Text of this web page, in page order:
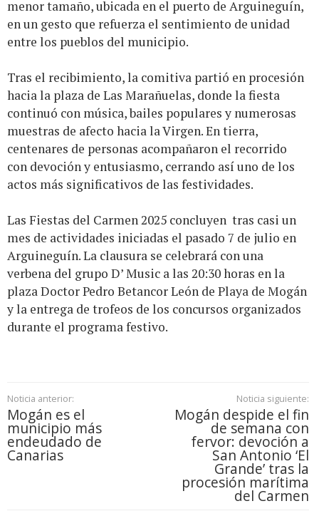
menor tamaño, ubicada en el puerto de Arguineguín,
en un gesto que refuerza el sentimiento de unidad
entre los pueblos del municipio.
Tras el recibimiento, la comitiva partió en procesión
hacia la plaza de Las Marañuelas, donde la fiesta
continuó con música, bailes populares y numerosas
muestras de afecto hacia la Virgen. En tierra,
centenares de personas acompañaron el recorrido
con devoción y entusiasmo, cerrando así uno de los
actos más significativos de las festividades.
Las Fiestas del Carmen 2025 concluyen tras casi un
mes de actividades iniciadas el pasado 7 de julio en
Arguineguín. La clausura se celebrará con una
verbena del grupo D’ Music a las 20:30 horas en la
plaza Doctor Pedro Betancor León de Playa de Mogán
y la entrega de trofeos de los concursos organizados
durante el programa festivo.
Noticia anterior:
Mogán es el
municipio más
endeudado de
Canarias
Noticia siguiente:
Mogán despide el fin
de semana con
fervor: devoción a
San Antonio ‘El
Grande’ tras la
procesión marítima
del Carmen